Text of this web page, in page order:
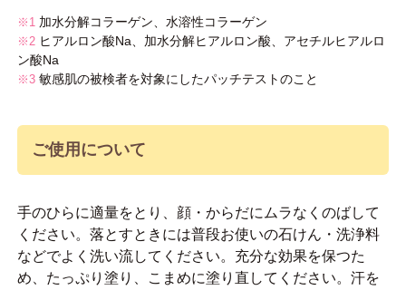
※1 加水分解コラーゲン、水溶性コラーゲン
※2 ヒアルロン酸Na、加水分解ヒアルロン酸、アセチルヒアルロ
ン酸Na
※3敏感肌の被検者を対象にしたパッチテストのこと
ご使用について
手のひらに適量をとり、顔・からだにムラなくのばして
ください。落とすときには普段お使いの石けん・洗浄料
などでよく洗い流してください。充分な効果を保つた
め、たっぷり塗り、こまめに塗り直してください。汗を